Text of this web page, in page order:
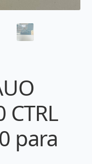
CTRL
para